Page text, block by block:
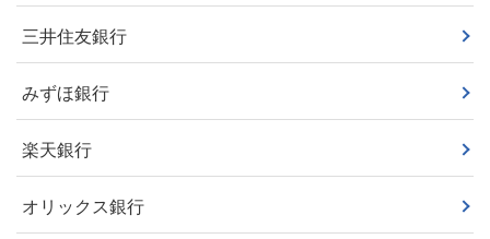
三井住友銀行
みずほ銀行
楽天銀行
オリックス銀行